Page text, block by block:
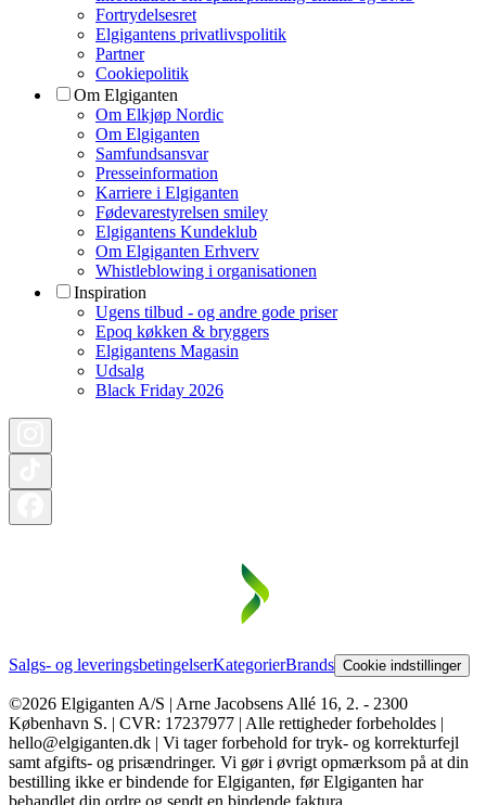
Fortrydelsesret
Elgigantens privatlivspolitik
Partner
Cookiepolitik
Om Elgiganten
Om Elkjøp Nordic
Om Elgiganten
Samfundsansvar
Presseinformation
Karriere i Elgiganten
Fødevarestyrelsen smiley
Elgigantens Kundeklub
Om Elgiganten Erhverv
Whistleblowing i organisationen
Inspiration
Ugens tilbud - og andre gode priser
Epoq køkken & bryggers
Elgigantens Magasin
Udsalg
Black Friday 2026
Salgs- og leveringsbetingelserKategorierBrands Cookie indstillinger
©2026 Elgiganten A/S | Arne Jacobsens Allé 16, 2. - 2300
København S. | CVR: 17237977 | Alle rettigheder forbeholdes |
hello@elgiganten.dk | Vi tager forbehold for tryk- og korrekturfejl
samt afgifts- og prisændringer. Vi gør i øvrigt opmærksom på at din
bestilling ikke er bindende for Elgiganten, før Elgiganten har
behandlet din ordre og sendt en bindende faktura.